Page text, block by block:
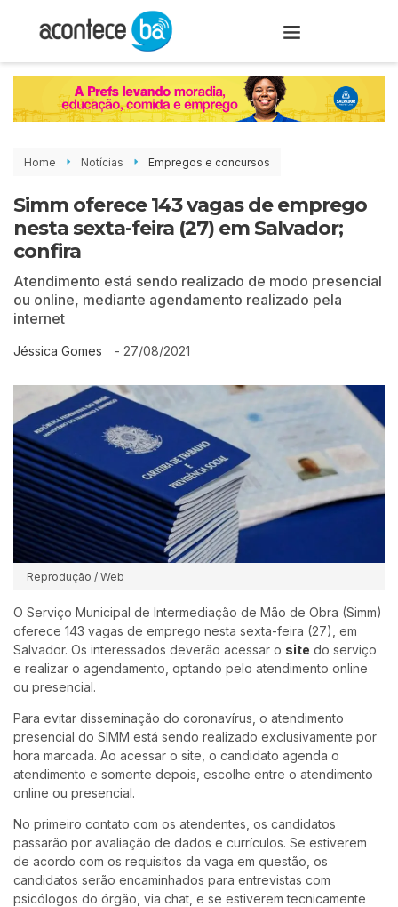
Home Notícias Empregos e concursos
Simm oferece 143 vagas de emprego
nesta sexta-feira (27) em Salvador;
confira
Atendimento está sendo realizado de modo presencial
ou online, mediante agendamento realizado pela
internet
Jéssica Gomes - 27/08/2021
Reprodução / Web
O Serviço Municipal de Intermediação de Mão de Obra (Simm)
oferece 143 vagas de emprego nesta sexta-feira (27), em
Salvador. Os interessados deverão acessar o site do serviço
e realizar o agendamento, optando pelo atendimento online
ou presencial.
Para evitar disseminação do coronavírus, o atendimento
presencial do SIMM está sendo realizado exclusivamente por
hora marcada. Ao acessar o site, o candidato agenda o
atendimento e somente depois, escolhe entre o atendimento
online ou presencial.
No primeiro contato com os atendentes, os candidatos
passarão por avaliação de dados e currículos. Se estiverem
de acordo com os requisitos da vaga em questão, os
candidatos serão encaminhados para entrevistas com
psicólogos do órgão, via chat, e se estiverem tecnicamente